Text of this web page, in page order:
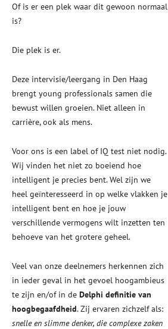
Of is er een plek waar dit gewoon normaal
is?
Die plek is er.
Deze intervisie/leergang in Den Haag
brengt young professionals samen die
bewust willen groeien. Niet alleen in
carrière, ook als mens.
Voor ons is een label of IQ test niet nodig.
Wij vinden het niet zo boeiend hoe
intelligent je precies bent. Wel zijn we
heel geïnteresseerd in op welke vlakken je
intelligent bent en hoe je jouw
verschillende vermogens wilt inzetten ten
behoeve van het grotere geheel.
Veel van onze deelnemers herkennen zich
in ieder geval in het gevoel hoogambieus
te zijn en/of in de Delphi definitie van
hoogbegaafdheid. Zij ervaren zichzelf als:
snelle en slimme denker, die complexe zaken